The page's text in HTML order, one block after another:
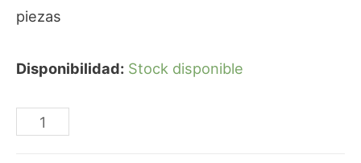
piezas
Disponibilidad: Stock disponible
JUEGO